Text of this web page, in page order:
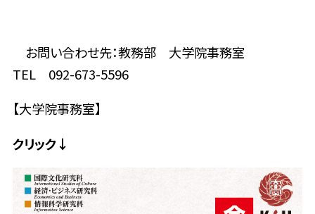
お問い合わせ先：教務部 大学院事務室
TEL 092-673-5596
【大学院事務室】
クリック↓